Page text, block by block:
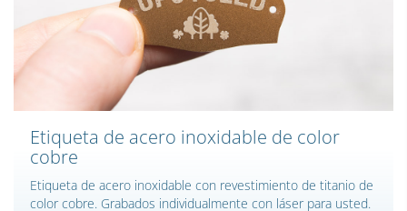
Etiqueta de acero inoxidable de color
cobre
Etiqueta de acero inoxidable con revestimiento de titanio de
color cobre. Grabados individualmente con láser para usted.